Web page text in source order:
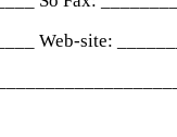
Web-site: